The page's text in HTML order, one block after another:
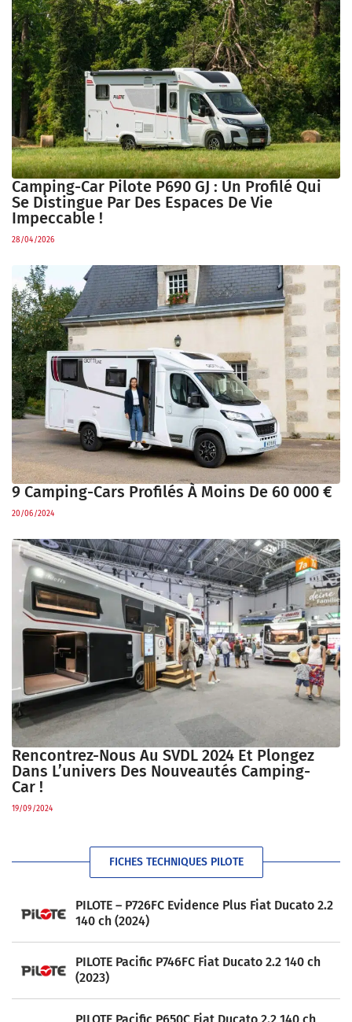
Camping-Car Pilote P690 GJ : Un Profilé Qui
Se Distingue Par Des Espaces De Vie
Impeccable !
28/04/2026
9 Camping-Cars Profilés À Moins De 60 000 €
20/06/2024
Rencontrez-Nous Au SVDL 2024 Et Plongez
Dans L’univers Des Nouveautés Camping-
Car !
19/09/2024
FICHES TECHNIQUES PILOTE
PILOTE – P726FC Evidence Plus Fiat Ducato 2.2
140 ch (2024)
PILOTE Pacific P746FC Fiat Ducato 2.2 140 ch
(2023)